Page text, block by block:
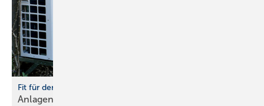
Fit für den Einbau von Wärmepumpen
Anlagenhydraulik und Trinkwassererwärmung im